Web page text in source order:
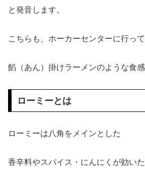
と発音します。
こちらも、ホーカーセンターに行って
餡（あん）掛けラーメンのような食感
ローミーとは
ローミーは八角をメインとした
香辛料やスパイス・にんにくが効いた